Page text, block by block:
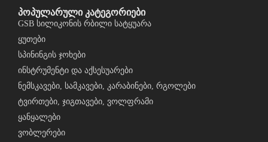
პოპულარული კატეგორიები
GSB სილიკონის რბილი სატყუარა
ყუთები
სპინინგის ჯოხები
ინსტრუმენტი და აქსესუარები
ნემსკავები, სამკავები, კარაბინები, რგოლები
ტვირთები, ჯიგთავები, ვოლფრამი
ყანყალები
ვობლერები